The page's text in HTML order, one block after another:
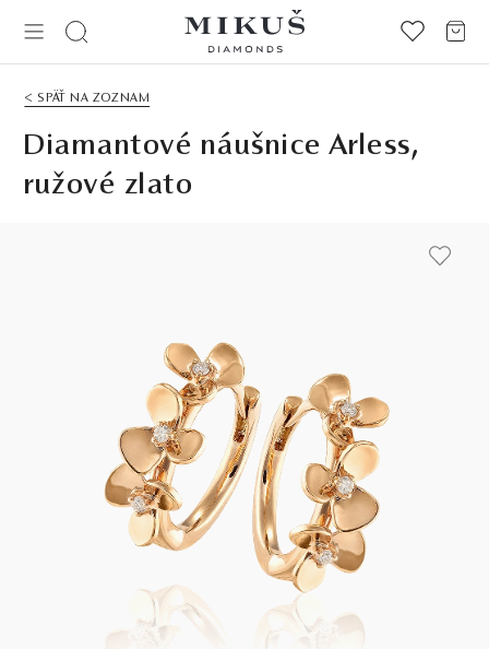
< SPÄŤ NA ZOZNAM
Diamantové náušnice Arless,
ružové zlato